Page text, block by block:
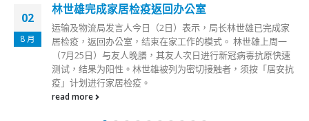
02
8 月
林世雄完成家居检疫返回办公室
运输及物流局发言人今日（2日）表示，局长林世雄已完成家
居检疫，返回办公室，结束在家工作的模式。 林世雄上周一
（7月25日）与友人晚膳，其友人次日进行新冠病毒抗原快速
测试，结果为阳性。林世雄被列为密切接触者，须按「居安抗
疫」计划进行家居检疫。
read more